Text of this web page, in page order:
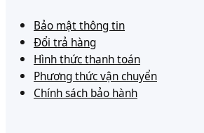
Bảo mật thông tin
Đổi trả hàng
Hình thức thanh toán
Phương thức vận chuyển
Chính sách bảo hành